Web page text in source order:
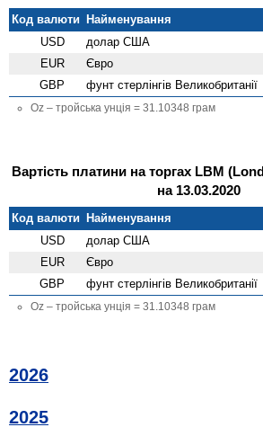
Код валюти Найменування
USD
долар США
EUR Євро
GBP фунт стерлінгів Велико­британії
Oz – тройська унція = 31.10348 грам
Вартість платини на торгах LBM
на 13.03.2020
Код валюти Найменування
USD
долар США
EUR Євро
GBP фунт стерлінгів Велико­британії
Oz – тройська унція = 31.10348 грам
2026
2025